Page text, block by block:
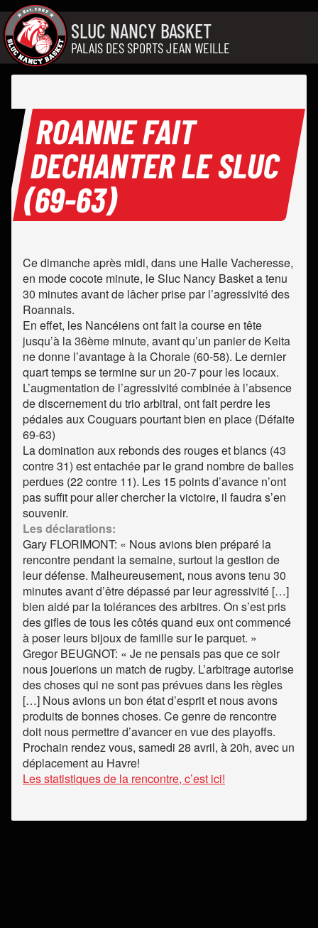
Aller au contenu
SLUC NANCY BASKET
PALAIS DES SPORTS JEAN WEILLE
ROANNE FAIT
DECHANTER LE SLUC
(69-63)
Ce dimanche après midi, dans une Halle Vacheresse,
en mode cocote minute, le Sluc Nancy Basket a tenu
30 minutes avant de lâcher prise par l’agressivité des
Roannais.
En effet, les Nancéiens ont fait la course en tête
jusqu’à la 36ème minute, avant qu’un panier de Keita
ne donne l’avantage à la Chorale (60-58). Le dernier
quart temps se termine sur un 20-7 pour les locaux.
L’augmentation de l’agressivité combinée à l’absence
de discernement du trio arbitral, ont fait perdre les
pédales aux Couguars pourtant bien en place (Défaite
69-63)
La domination aux rebonds des rouges et blancs (43
contre 31) est entachée par le grand nombre de balles
perdues (22 contre 11). Les 15 points d’avance n’ont
pas suffit pour aller chercher la victoire, il faudra s’en
souvenir.
Les déclarations:
Gary FLORIMONT: « Nous avions bien préparé la
rencontre pendant la semaine, surtout la gestion de
leur défense. Malheureusement, nous avons tenu 30
minutes avant d’être dépassé par leur agressivité […]
bien aidé par la tolérances des arbitres. On s’est pris
des gifles de tous les côtés quand eux ont commencé
à poser leurs bijoux de famille sur le parquet. »
Gregor BEUGNOT: « Je ne pensais pas que ce soir
nous jouerions un match de rugby. L’arbitrage autorise
des choses qui ne sont pas prévues dans les règles
[…] Nous avions un bon état d’esprit et nous avons
produits de bonnes choses. Ce genre de rencontre
doit nous permettre d’avancer en vue des playoffs.
Prochain rendez vous, samedi 28 avril, à 20h, avec un
déplacement au Havre!
Les statistiques de la rencontre, c’est ici!